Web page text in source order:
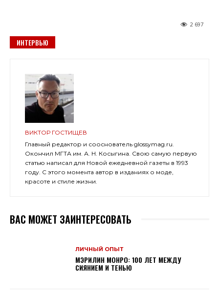
2 697
ИНТЕРВЬЮ
ВИКТОР ГОСТИЩЕВ
Главный редактор и сооснователь glossymag.ru.
Окончил МГТА им. А. Н. Косыгина. Свою самую первую
статью написал для Новой ежедневной газеты в 1993
году. С этого момента автор в изданиях о моде,
красоте и стиле жизни.
ВАС МОЖЕТ ЗАИНТЕРЕСОВАТЬ
ЛИЧНЫЙ ОПЫТ
МЭРИЛИН МОНРО: 100 ЛЕТ МЕЖДУ
СИЯНИЕМ И ТЕНЬЮ